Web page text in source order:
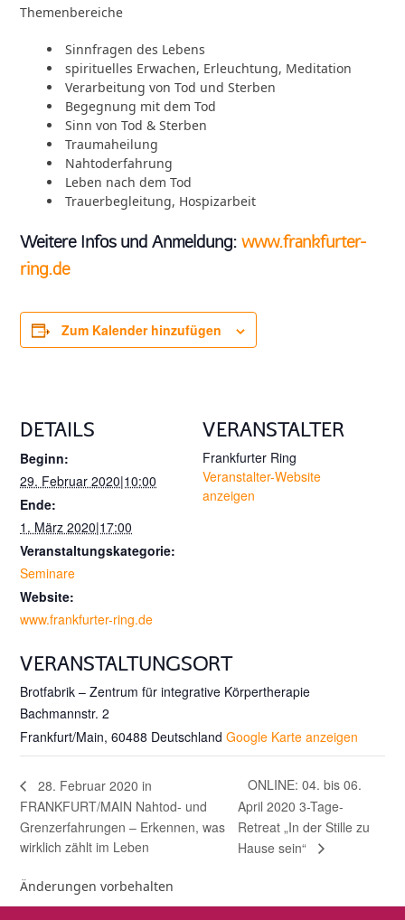
Themenbereiche
Sinnfragen des Lebens
spirituelles Erwachen, Erleuchtung, Meditation
Verarbeitung von Tod und Sterben
Begegnung mit dem Tod
Sinn von Tod & Sterben
Traumaheilung
Nahtoderfahrung
Leben nach dem Tod
Trauerbegleitung, Hospizarbeit
Weitere Infos und Anmeldung:www.frankfurter-
ring.de
Zum Kalender hinzufügen
DETAILS
Beginn:
29. Februar 2020|10:00
Ende:
1. März 2020|17:00
Veranstaltungskategorie:
Seminare
Website:
www.frankfurter-ring.de
VERANSTALTUNGSORT
Brotfabrik – Zentrum für integrative Körpertherapie
Bachmannstr. 2
Frankfurt/Main, 60488 Deutschland Google Karte anzeigen
VERANSTALTER
Frankfurter Ring
Veranstalter-Website
anzeigen
28. Februar 2020 in
FRANKFURT/MAIN Nahtod- und
Grenzerfahrungen – Erkennen, was
wirklich zählt im Leben
ONLINE: 04. bis 06.
April 2020 3-Tage-
Retreat „In der Stille zu
Hause sein“
Änderungen vorbehalten